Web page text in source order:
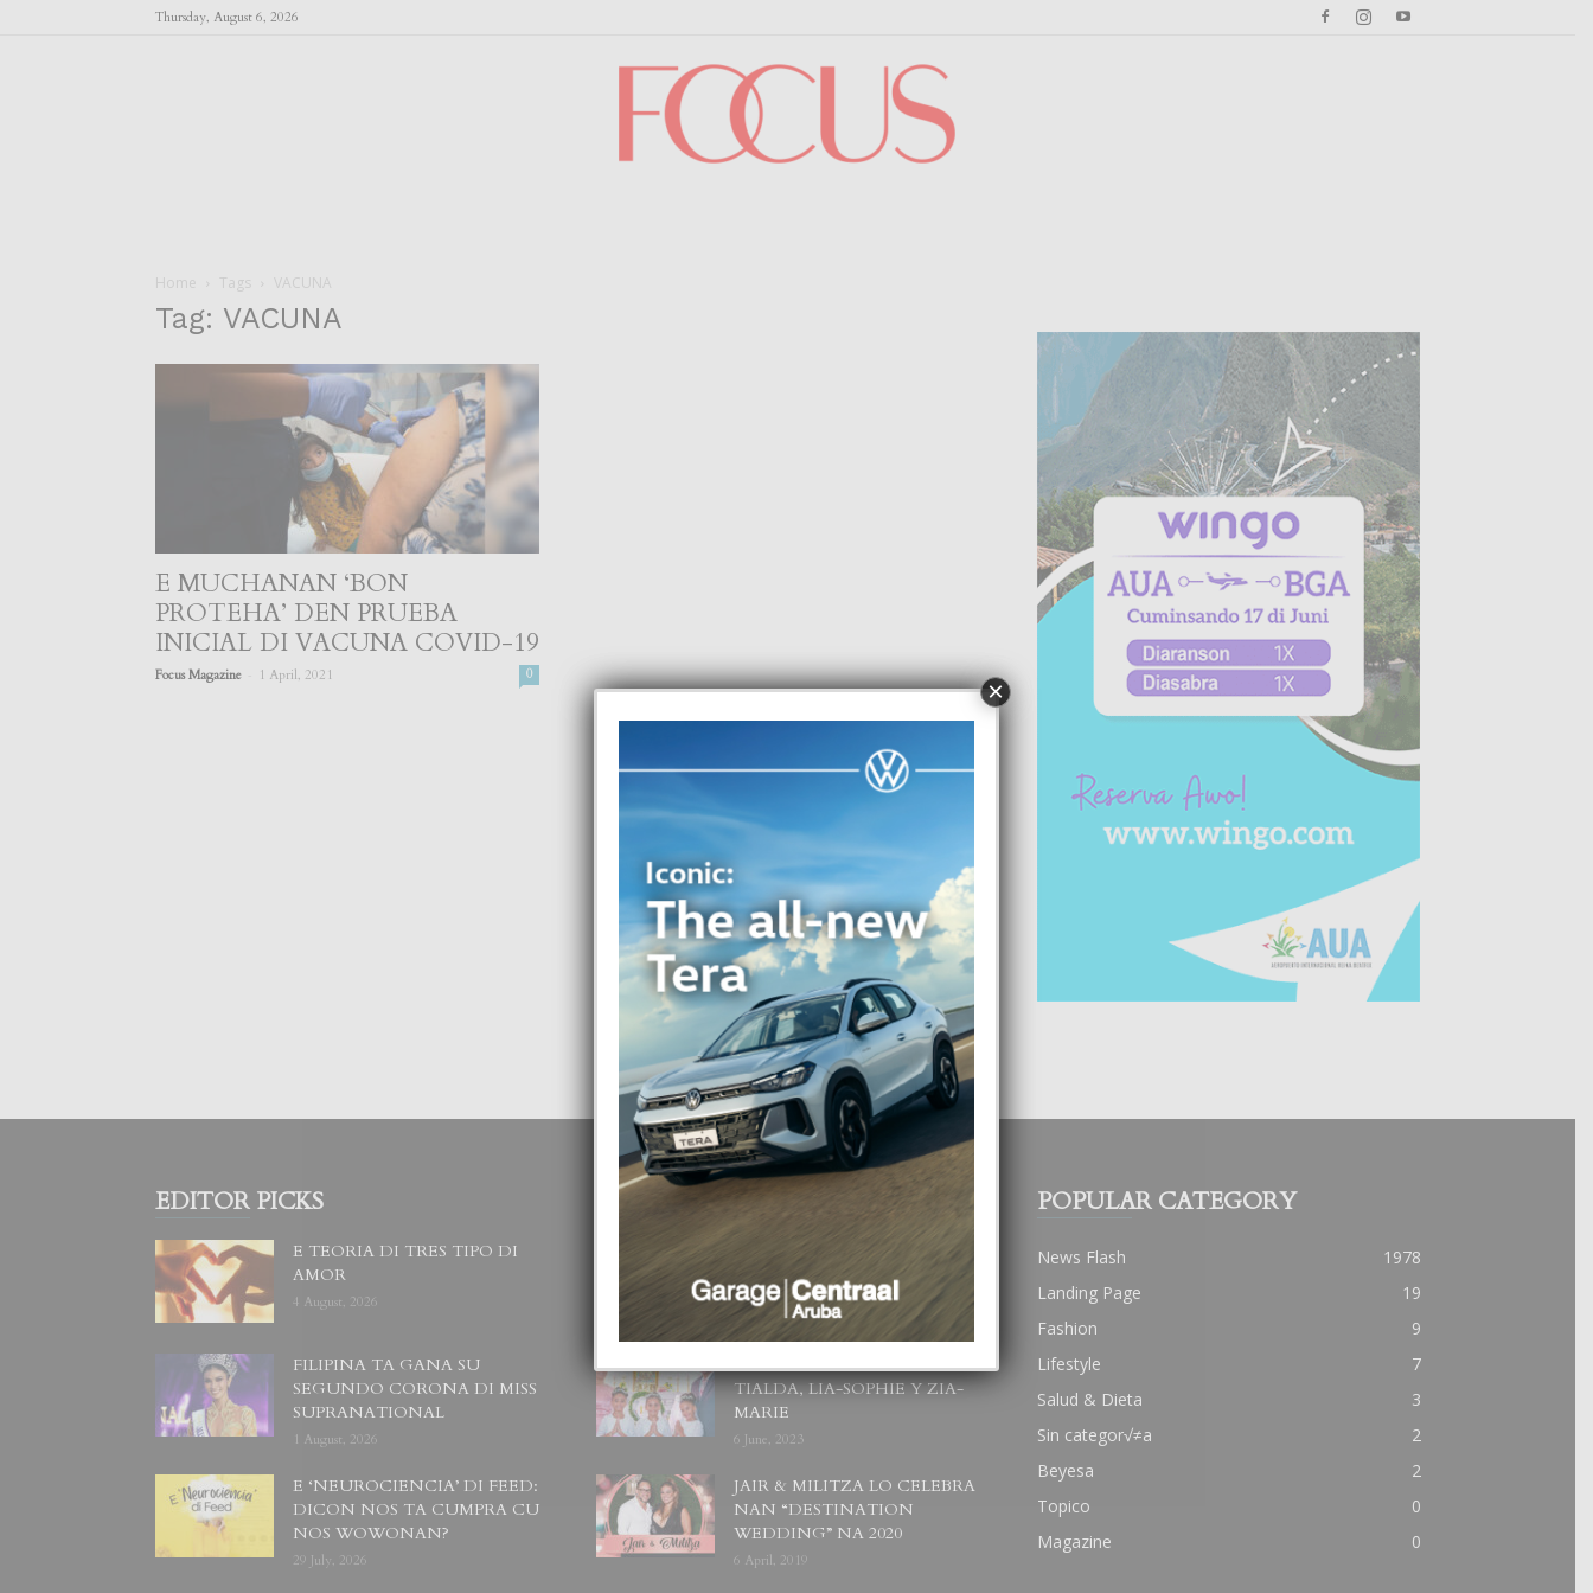
Thursday, August 6, 2026
Home Tags VACUNA
Tag: VACUNA
E MUCHANAN ‘BON
PROTEHA’ DEN PRUEBA
INICIAL DI VACUNA COVID-19
Focus Magazine 1 April, 2021 0
EDITOR PICKS
E TEORIA DI TRES TIPO DI
AMOR
4 August, 2026
FILIPINA TA GANA SU
SEGUNDO CORONA DI MISS
SUPRANATIONAL
1 August, 2026
E ‘NEUROCIENCIA’ DI FEED:
DICON NOS TA CUMPRA CU
NOS WOWONAN?
29 July, 2026
POPULAR POSTS
BODA MANSUR
3 December, 2019
UN DIA INOLVIDABEL PA
TIALDA, LIA-SOPHIE Y ZIA-
MARIE
6 June, 2023
JAIR & MILITZA LO CELEBRA
NAN “DESTINATION
WEDDING” NA 2020
6 April, 2019
POPULAR CATEGORY
News Flash
1978
Landing Page
19
Fashion
9
Lifestyle
7
Salud & Dieta
3
Sin categor√≠a
2
Beyesa
2
Topico
0
Magazine
0
×